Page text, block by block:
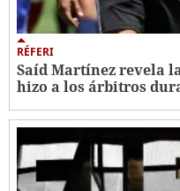
RÉFERI
Saíd Martínez revela
hizo a los árbitros